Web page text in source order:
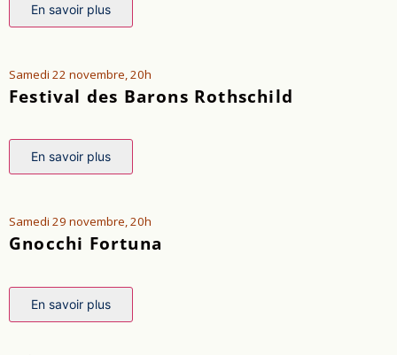
En savoir plus
Samedi 22 novembre, 20h
Festival des Barons Rothschild
En savoir plus
Samedi 29 novembre, 20h
Gnocchi Fortuna
En savoir plus